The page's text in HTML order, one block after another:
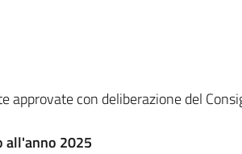
approvate con deliberazione del
all'anno 2025